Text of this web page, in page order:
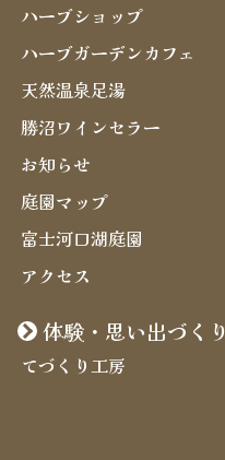
ハーブショップ
ハーブガーデンカフェ
天然温泉足湯
勝沼ワインセラー
お知らせ
庭園マップ
富士河口湖庭園
アクセス
体験・思い出づくり
てづくり工房